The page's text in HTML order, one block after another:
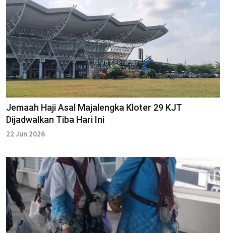
Jemaah Haji Asal Majalengka Kloter 29 KJT
Dijadwalkan Tiba Hari Ini
22 Jun 2026